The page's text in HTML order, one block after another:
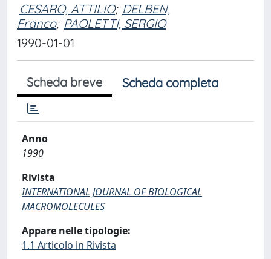
CESARO, ATTILIO; DELBEN,
Franco; PAOLETTI, SERGIO
1990-01-01
Scheda breve Scheda completa
Anno
1990
Rivista
INTERNATIONAL JOURNAL OF BIOLOGICAL
MACROMOLECULES
Appare nelle tipologie:
1.1 Articolo in Rivista